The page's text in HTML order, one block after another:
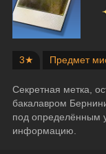
3★ Предмет
Секретная метка,
бакалавром
под определённым
информацию.